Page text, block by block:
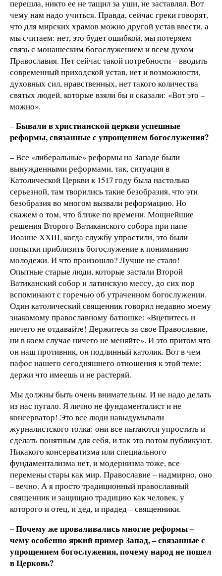
перешла, никто ее не тащил за уши, не заставлял. Вот
чему нам надо учиться. Правда, сейчас греки говорят,
что для мирских храмов можно другой устав ввести, а
мы считаем: нет, это будет ошибкой, мы потеряем
связь с монашеским богослужением и всем духом
Православия. Нет сейчас такой потребности – вводить
современный приходской устав, нет и возможности,
духовных сил, нравственных, нет такого количества
святых людей, которые взяли бы и сказали: «Вот это –
можно».
–Бывали в христианской церкви успешные
реформы, связанные с упрощением богослужения?
– Все «либеральные» реформы на Западе были
вынужденными реформами, так, ситуация в
Католической Церкви к 1517 году была настолько
серьезной, там творились такие безобразия, что эти
безобразия во многом вызвали реформацию. Но
скажем о том, что ближе по времени. Мощнейшие
решения Второго Ватиканского собора при папе
Иоанне ХХIII, когда службу упростили, это были
попытки приблизить богослужение к пониманию
молодежи. И что произошло? Лучше не стало!
Опытные старые люди, которые застали Второй
Ватиканский собор и латинскую мессу, до сих пор
вспоминают с горечью об утраченном богослужении.
Один католический священник говорил недавно моему
знакомому православному батюшке: «Вцепитесь и
ничего не отдавайте! Держитесь за свое Православие,
ни в коем случае ничего не меняйте». И это притом что
он наш противник, он подлинный католик. Вот в чем
пафос нашего сегодняшнего отношения к этой теме:
держи что имеешь и не растеряй.
Мы должны быть очень внимательны. И не надо делать
из нас пугало. Я лично не фундаменталист и не
консерватор! Это все люди навыдумывали
журналистского толка: они все пытаются упростить и
сделать понятным для себя, и так это потом публикуют.
Никакого консерватизма или специального
фундаментализма нет, и модернизма тоже, все
перемены стары как мир. Православие – надмирно, оно
– вечно. А я просто традиционный православный
священник и защищаю традицию как человек, у
которого и отец, и дед, и прадед – священники.
– Почему же проваливались многие реформы –
чему особенно яркий пример Запад, – связанные с
упрощением богослужения, почему народ не пошел
в Церковь?